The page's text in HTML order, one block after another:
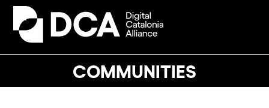
Skip
content
COMMUNITIES
Open
mobile
Close
mobile